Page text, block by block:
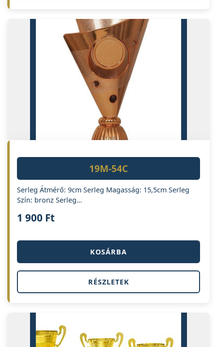
19M-54C
Serleg Átmérő: 9cm Serleg Magasság: 15,5cm Serleg
Szín: bronz Serleg…
1 900 Ft
KOSÁRBA
RÉSZLETEK